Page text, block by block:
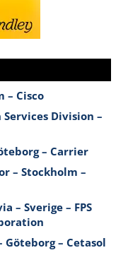
– Cisco
Services Division –
– Carrier
– Stockholm –
– Sverige – FPS
Göteborg – Cetasol